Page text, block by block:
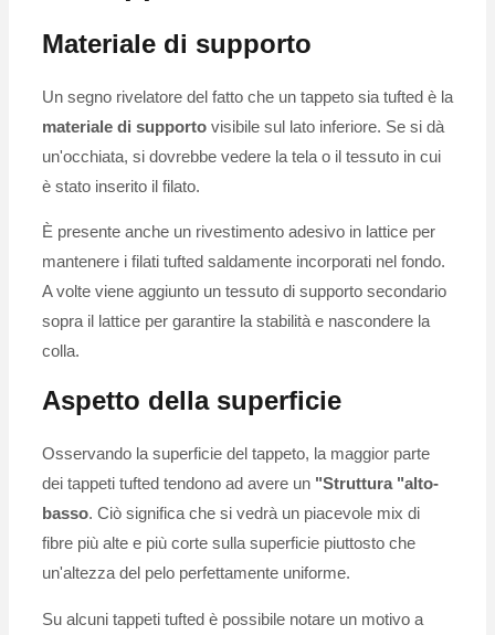
Materiale di supporto
Un segno rivelatore del fatto che un tappeto sia tufted è la
materiale di supportovisibile sul lato inferiore. Se si dà
un'occhiata, si dovrebbe vedere la tela o il tessuto in cui
è stato inserito il filato.
È presente anche un rivestimento adesivo in lattice per
mantenere i filati tufted saldamente incorporati nel fondo.
A volte viene aggiunto un tessuto di supporto secondario
sopra il lattice per garantire la stabilità e nascondere la
colla.
Aspetto della superficie
Osservando la superficie del tappeto, la maggior parte
dei tappeti tufted tendono ad avere un "Struttura "alto-
basso. Ciò significa che si vedrà un piacevole mix di
fibre più alte e più corte sulla superficie piuttosto che
un'altezza del pelo perfettamente uniforme.
Su alcuni tappeti tufted è possibile notare un motivo a